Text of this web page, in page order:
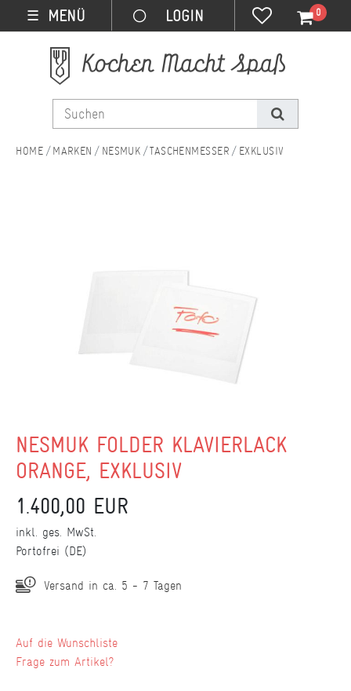
☰ MENÜ 0
MARKEN NESMUK TASCHENMESSER EXKLUSIV
NESMUK FOLDER KLAVIERLACK
ORANGE, EXKLUSIV
1.400,00 EUR
inkl. ges. MwSt.
Portofrei (DE)
Versand in ca. 5 - 7 Tagen
Wunschliste
Frage zum Artikel?